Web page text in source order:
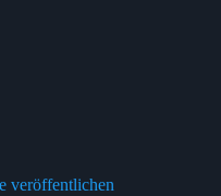
veröffentlichen